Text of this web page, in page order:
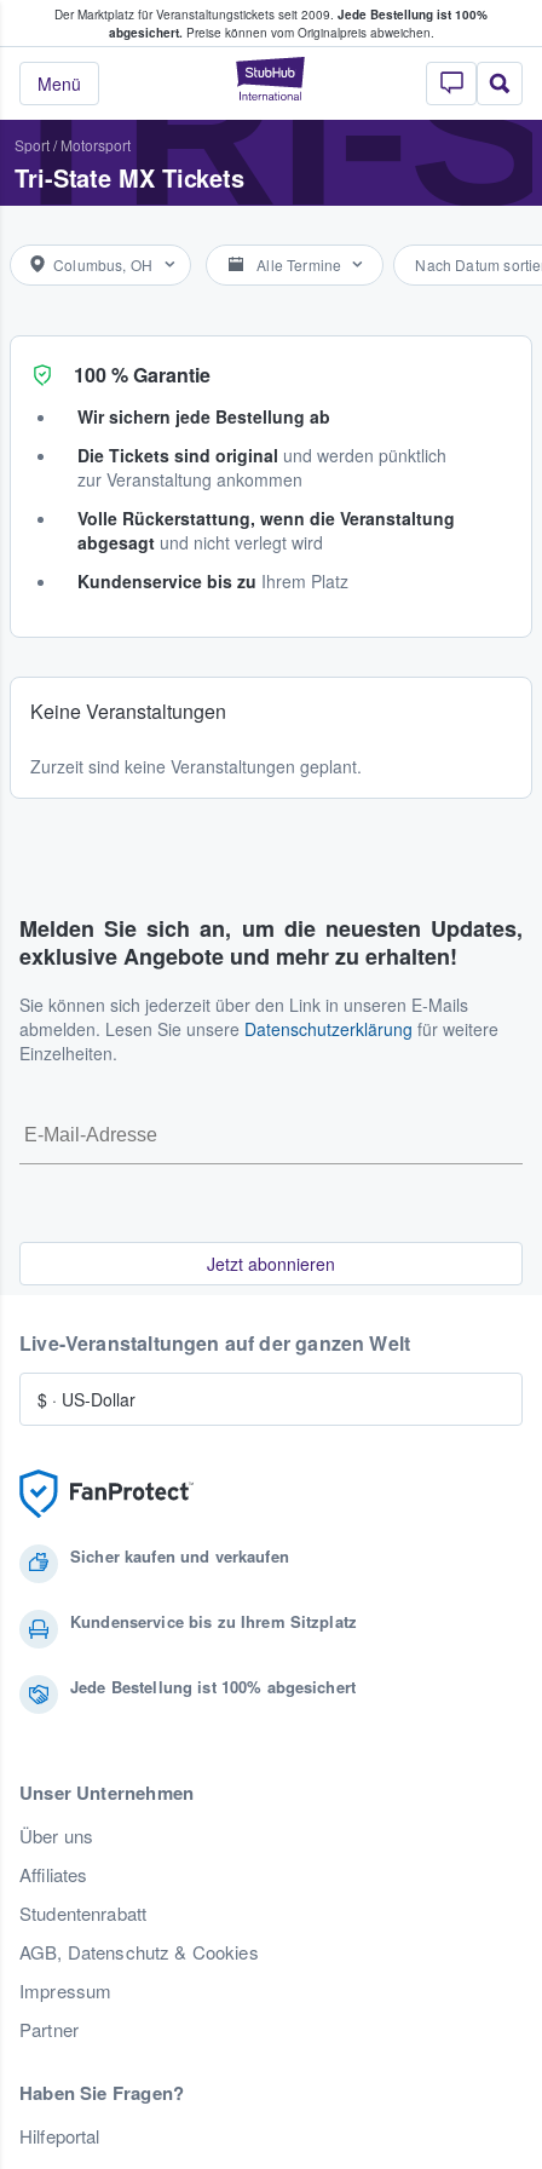
Der Marktplatz für Veranstaltungstickets seit 2009. Jede Bestellung ist 100%
abgesichert.Preise können vom Originalpreis abweichen.
StubHub - Wo
Menü
Tickets kaufen & verkaufen
Sport/ Motorsport
Tri-State MX Tickets
Columbus, OH Alle Termine Nach Datum
100 % Garantie
Wir sichern jede Bestellung ab
Die Tickets sind original und werden pünktlich
zur Veranstaltung ankommen
Volle Rückerstattung, wenn die Veranstaltung
abgesagt und nicht verlegt wird
Kundenservice bis zu Ihrem Platz
Keine Veranstaltungen
Zurzeit sind keine Veranstaltungen geplant.
Melden Sie sich an, um die neuesten Updates,
exklusive Angebote und mehr zu erhalten!
Sie können sich jederzeit über den Link in unseren E-Mails
abmelden. Lesen Sie unsere Datenschutzerklärung für weitere
Einzelheiten.
Jetzt abonnieren
Sicher kaufen und verkaufen
Kundenservice bis zu Ihrem Sitzplatz
Jede Bestellung ist 100% abgesichert
Unser Unternehmen
Über uns
Affiliates
Studentenrabatt
AGB, Datenschutz & Cookies
Impressum
Partner
Haben Sie Fragen?
Hilfeportal
Live-Veranstaltungen auf der ganzen Welt
$ · US-Dollar